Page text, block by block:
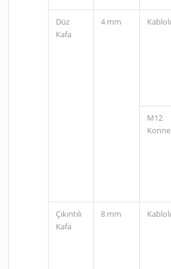
Düz
Kafa
4 mm
M12
Çıkıntılı
Kafa
8 mm